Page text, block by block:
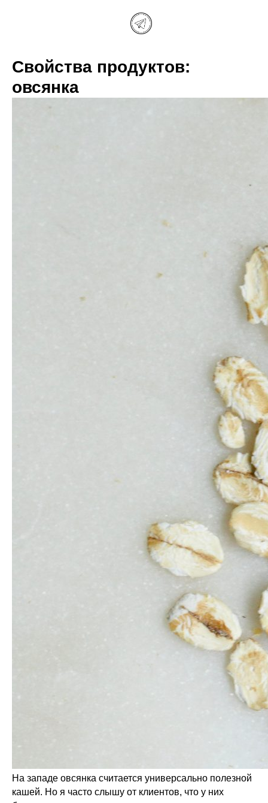
Свойства продуктов:
овсянка
На западе овсянка считается универсально полезной
кашей. Но я часто слышу от клиентов, что у них